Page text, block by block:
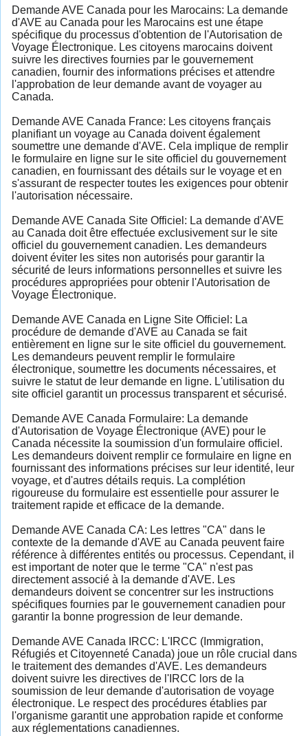
Demande AVE Canada pour les Marocains: La demande
d'AVE au Canada pour les Marocains est une étape
spécifique du processus d'obtention de l'Autorisation de
Voyage Électronique. Les citoyens marocains doivent
suivre les directives fournies par le gouvernement
canadien, fournir des informations précises et attendre
l'approbation de leur demande avant de voyager au
Canada.
Demande AVE Canada France: Les citoyens français
planifiant un voyage au Canada doivent également
soumettre une demande d'AVE. Cela implique de remplir
le formulaire en ligne sur le site officiel du gouvernement
canadien, en fournissant des détails sur le voyage et en
s'assurant de respecter toutes les exigences pour obtenir
l'autorisation nécessaire.
Demande AVE Canada Site Officiel: La demande d'AVE
au Canada doit être effectuée exclusivement sur le site
officiel du gouvernement canadien. Les demandeurs
doivent éviter les sites non autorisés pour garantir la
sécurité de leurs informations personnelles et suivre les
procédures appropriées pour obtenir l'Autorisation de
Voyage Électronique.
Demande AVE Canada en Ligne Site Officiel: La
procédure de demande d'AVE au Canada se fait
entièrement en ligne sur le site officiel du gouvernement.
Les demandeurs peuvent remplir le formulaire
électronique, soumettre les documents nécessaires, et
suivre le statut de leur demande en ligne. L'utilisation du
site officiel garantit un processus transparent et sécurisé.
Demande AVE Canada Formulaire: La demande
d'Autorisation de Voyage Électronique (AVE) pour le
Canada nécessite la soumission d'un formulaire officiel.
Les demandeurs doivent remplir ce formulaire en ligne en
fournissant des informations précises sur leur identité, leur
voyage, et d'autres détails requis. La complétion
rigoureuse du formulaire est essentielle pour assurer le
traitement rapide et efficace de la demande.
Demande AVE Canada CA: Les lettres "CA" dans le
contexte de la demande d'AVE au Canada peuvent faire
référence à différentes entités ou processus. Cependant, il
est important de noter que le terme "CA" n'est pas
directement associé à la demande d'AVE. Les
demandeurs doivent se concentrer sur les instructions
spécifiques fournies par le gouvernement canadien pour
garantir la bonne progression de leur demande.
Demande AVE Canada IRCC: L'IRCC (Immigration,
Réfugiés et Citoyenneté Canada) joue un rôle crucial dans
le traitement des demandes d'AVE. Les demandeurs
doivent suivre les directives de l'IRCC lors de la
soumission de leur demande d'autorisation de voyage
électronique. Le respect des procédures établies par
l'organisme garantit une approbation rapide et conforme
aux réglementations canadiennes.